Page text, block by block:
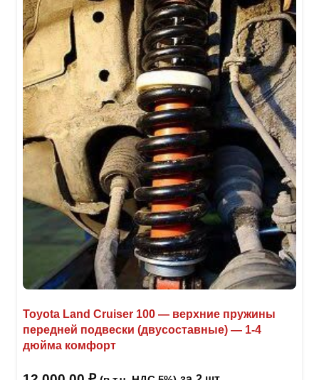
Toyota Land Cruiser 100 — верхние пружины
передней подвески (двусоставные) — 1-4
дюйма комфорт